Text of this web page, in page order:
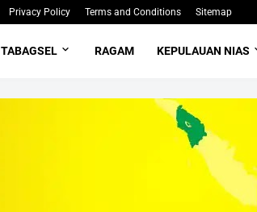
Privacy Policy Terms and Conditions Sitemap
TABAGSEL RAGAM KEPULAUAN NIAS